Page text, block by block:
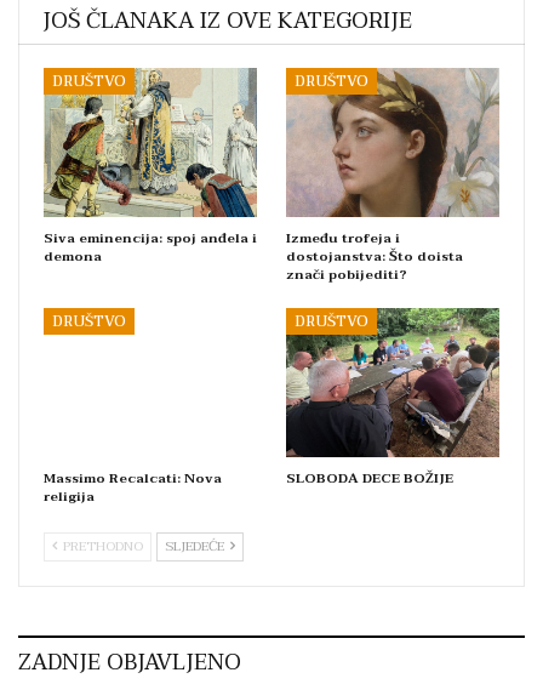
JOŠ ČLANAKA IZ OVE KATEGORIJE
DRUŠTVO
Siva eminencija: spoj anđela i
demona
DRUŠTVO
Između trofeja i
dostojanstva: Što doista
znači pobijediti?
DRUŠTVO
Massimo Recalcati: Nova
religija
DRUŠTVO
SLOBODA DECE BOŽIJE
PRETHODNO SLJEDEĆE
ZADNJE OBJAVLJENO